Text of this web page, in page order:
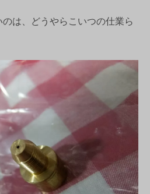
は、どうやらこいつの仕業ら